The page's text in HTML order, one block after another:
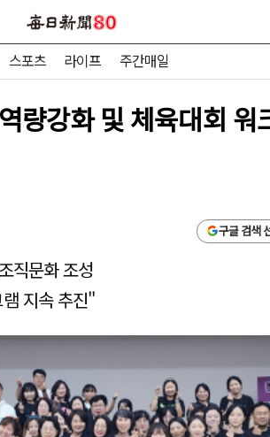
스포츠 라이프 주간매일
량강화 및 체육대회 워
구글 검색
직문화 조성
지속 추진"